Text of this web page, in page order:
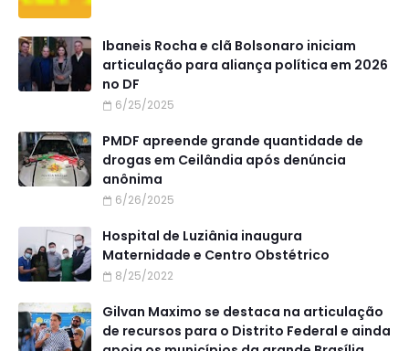
Ibaneis Rocha e clã Bolsonaro iniciam
articulação para aliança política em 2026
no DF
6/25/2025
PMDF apreende grande quantidade de
drogas em Ceilândia após denúncia
anônima
6/26/2025
Hospital de Luziânia inaugura
Maternidade e Centro Obstétrico
8/25/2022
Gilvan Maximo se destaca na articulação
de recursos para o Distrito Federal e ainda